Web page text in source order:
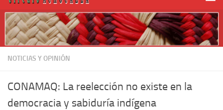
NOTICIAS Y OPINIÓN
CONAMAQ: La reelección no existe en la
democracia y sabiduría indígena